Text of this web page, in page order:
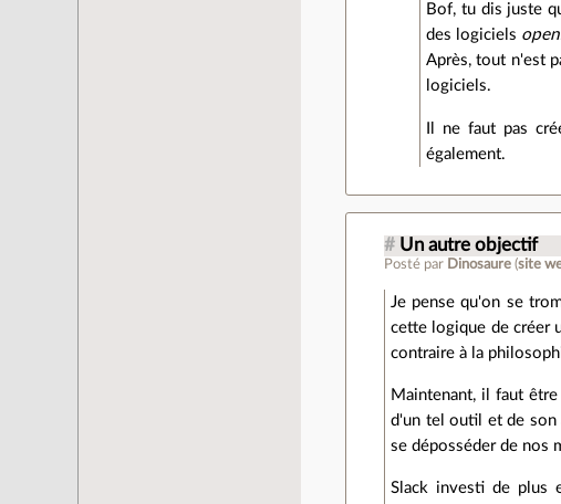
Bof, tu dis juste
des logiciels
Après, tout n'est
logiciels.
Il ne faut pas
également.
# Un autre objectif
Posté par Dinosaure (site
Je pense qu'on se
cette logique de créer
contraire à la
Maintenant, il faut
d'un tel outil et de son
se déposséder de nos
Slack investi de plus